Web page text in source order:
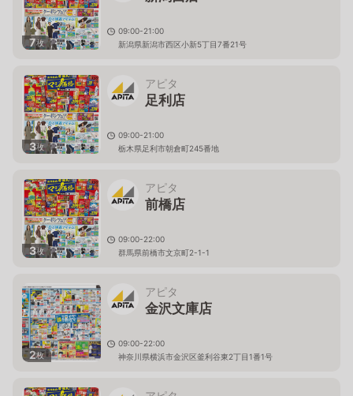
7枚
09:00-21:00
新潟県新潟市西区小新5丁目7番21号
3枚
アピタ
足利店
09:00-21:00
栃木県足利市朝倉町245番地
3枚
アピタ
前橋店
09:00-22:00
群馬県前橋市文京町2-1-1
2枚
アピタ
金沢文庫店
09:00-22:00
神奈川県横浜市金沢区釜利谷東2丁目1番1号